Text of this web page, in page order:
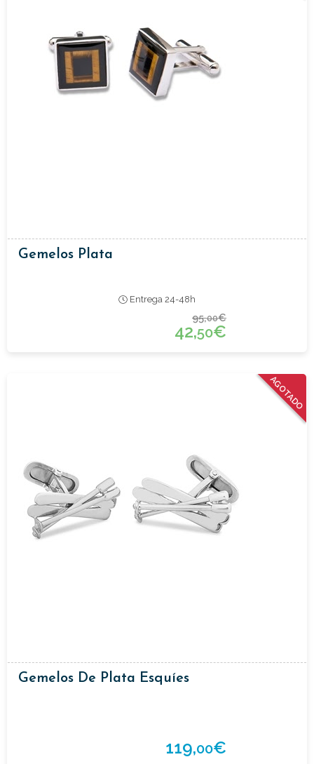
Gemelos Plata
Entrega 24-48h
95,00€
42,50€
AGOTADO
Gemelos De Plata Esquíes
119,00€